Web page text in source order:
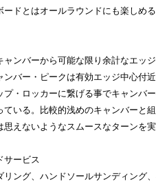
ードとはオールラウンドにも楽しめ
ャンバーから可能な限り余計なエッ
ンバー・ピークは有効エッジ中心付
プ・ロッカーに繋げる事でキャンバ
ている。比較的浅めのキャンバーと
えないようなスムースなターンを実
サービス
リング、ハンドソールサンディング